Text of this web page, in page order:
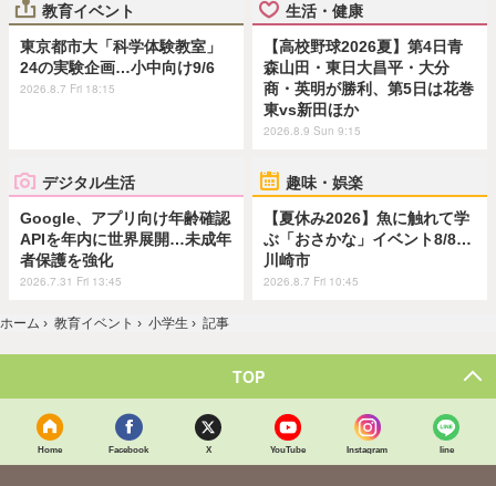
教育イベント
東京都市大「科学体験教室」
24の実験企画…小中向け9/6
2026.8.7 Fri 18:15
生活・健康
【高校野球2026夏】第4日青
森山田・東日大昌平・大分
商・英明が勝利、第5日は花巻
東vs新田ほか
2026.8.9 Sun 9:15
デジタル生活
Google、アプリ向け年齢確認
APIを年内に世界展開…未成年
者保護を強化
2026.7.31 Fri 13:45
趣味・娯楽
【夏休み2026】魚に触れて学
ぶ「おさかな」イベント8/8…
川崎市
2026.8.7 Fri 10:45
ホーム › 教育イベント › 小学生 › 記事
TOP
Home Facebook X YouTube Instagram line